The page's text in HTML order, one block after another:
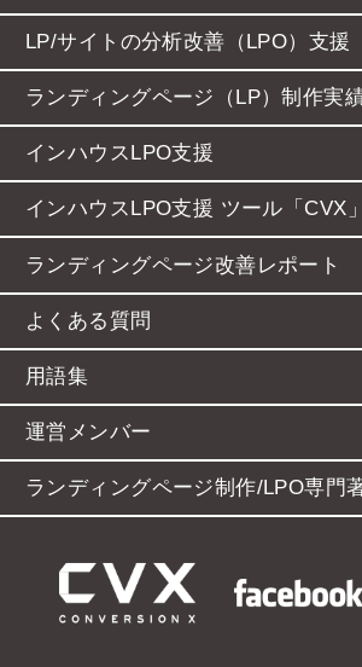
LP/サイトの分析改善（LPO）支援
ランディングページ（LP）制作実
インハウスLPO支援
インハウスLPO支援 ツール「CVX」
ランディングページ改善レポート
よくある質問
用語集
運営メンバー
ランディングページ制作/LPO専門